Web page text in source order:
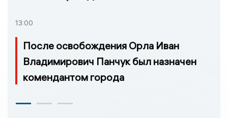
13:00
После освобождения Орла Иван
Владимирович Панчук был назначен
комендантом города